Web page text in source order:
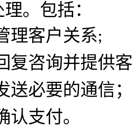
。包括：
理客户关系;
复咨询并提供
送必要的通信
认支付。